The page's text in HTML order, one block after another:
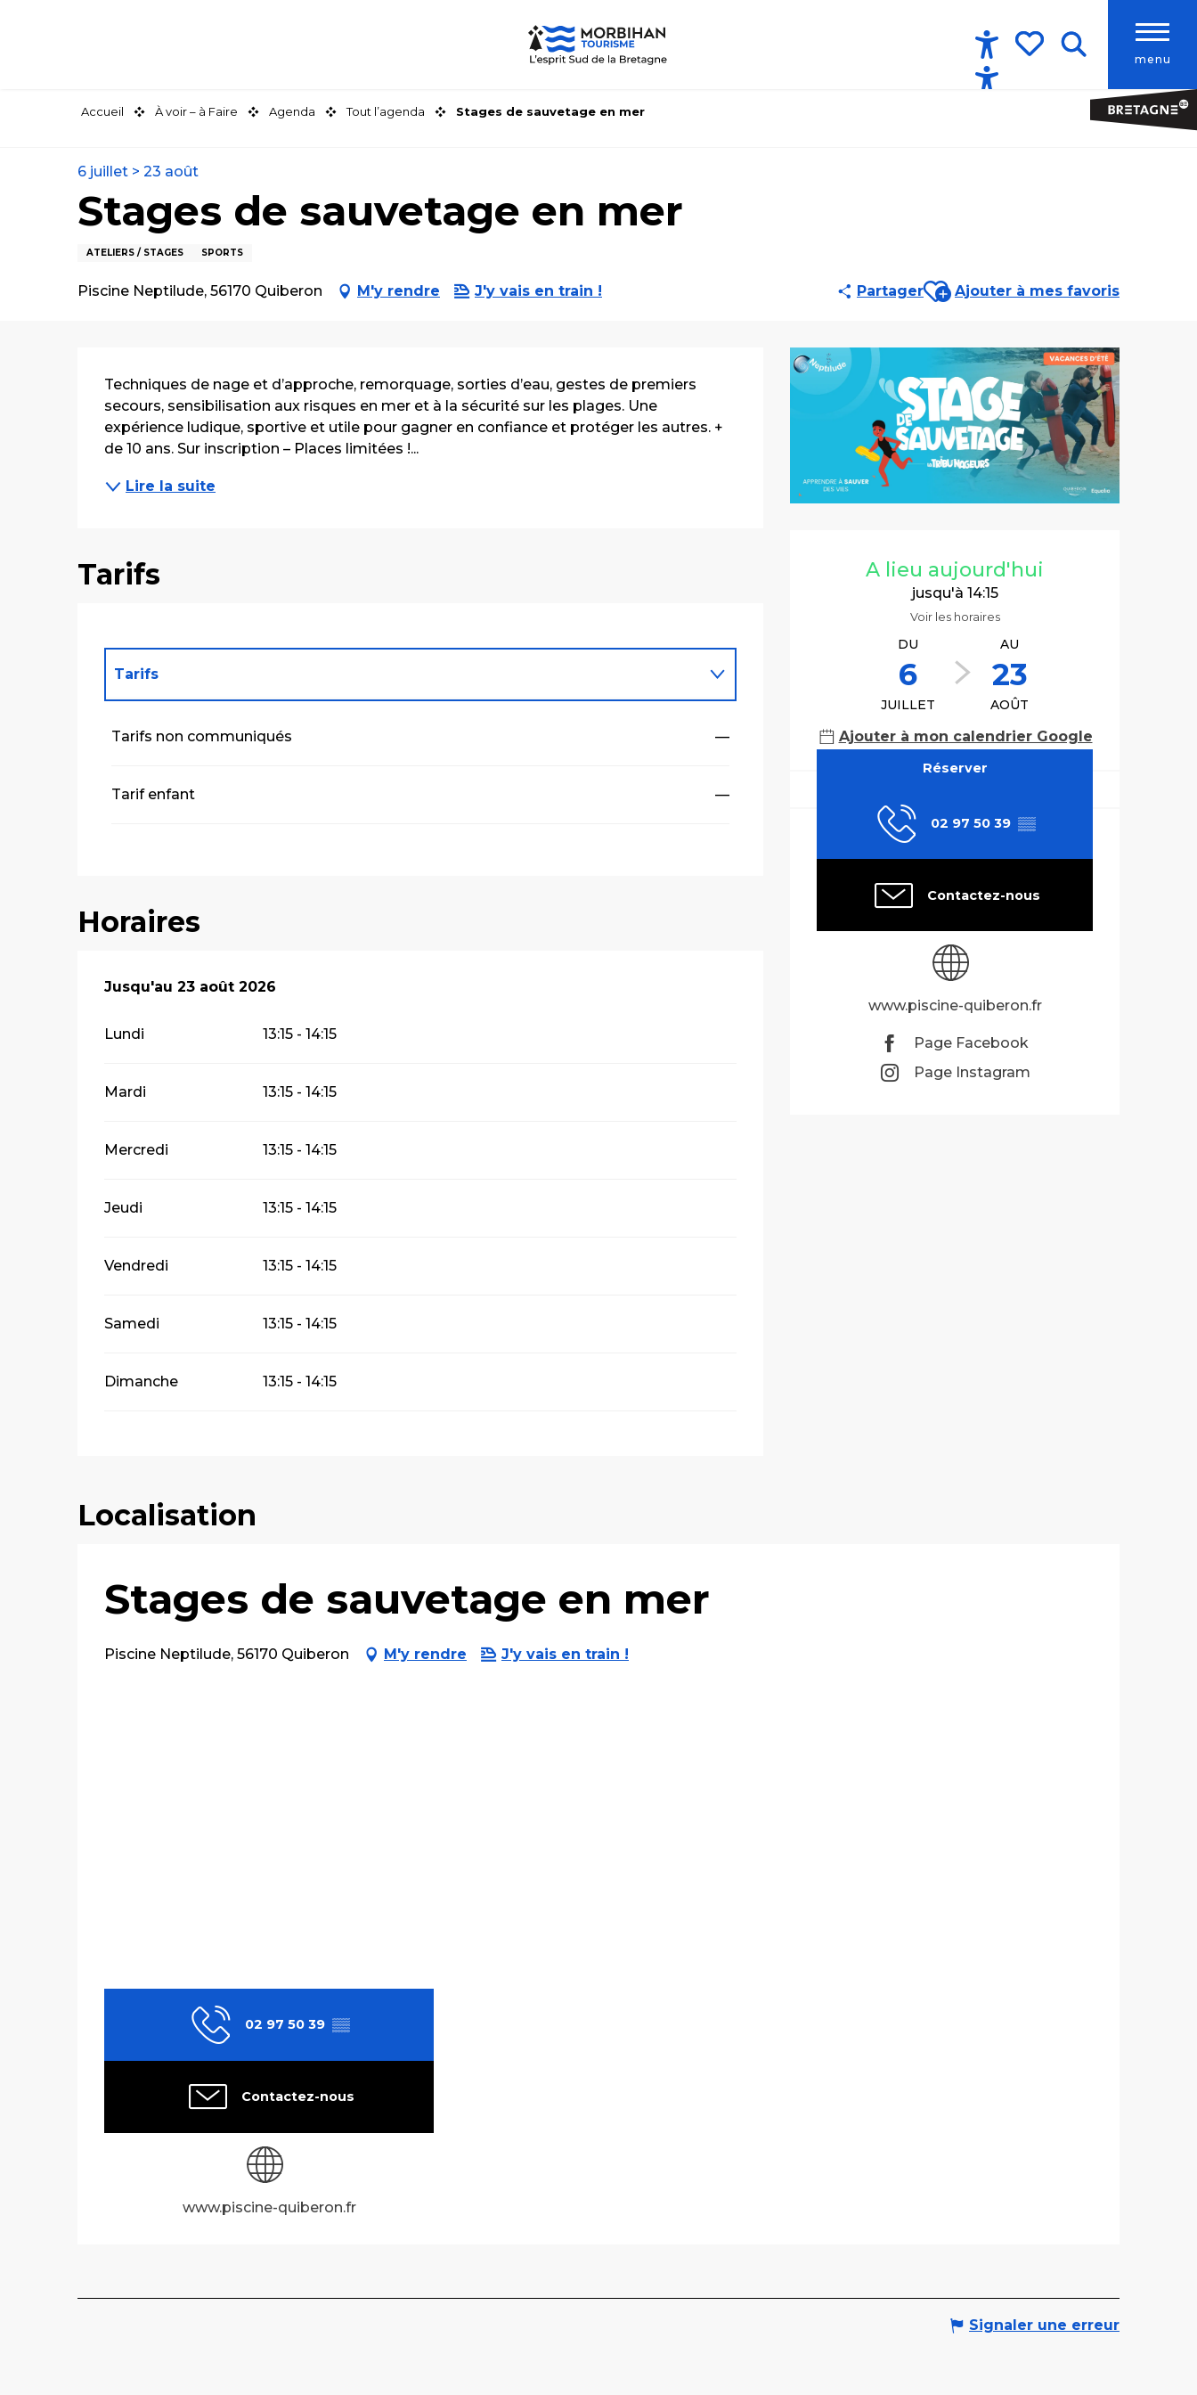
menu
Accessibilité
Accueil À voir – à Faire Agenda Tout l’agenda Stages de sauvetage en mer
6 juillet > 23 août
Stages de sauvetage en mer
ATELIERS / STAGES SPORTS
Piscine Neptilude, 56170 Quiberon M'y rendre J'y vais en train ! PartagerAjouter aux favoris
Ajouter à mes favoris
Ouverture et
A lieu aujourd'hui
jusqu'à 14:15
Voir les horaires
DU
6
JUILLET
AU
23
AOÛT
Ajouter à mon calendrier Google
Réserver
02 97 50 39 ▒▒
Contactez-nous
www.piscine-quiberon.fr
Page Facebook
Page Instagram
Description
Techniques de nage et d’approche, remorquage, sorties d’eau, gestes de premiers
secours, sensibilisation aux risques en mer et à la sécurité sur les plages. Une
expérience ludique, sportive et utile pour gagner en confiance et protéger les autres. +
de 10 ans. Sur inscription – Places limitées !...
Lire la suite
Tarifs
Tarifs
Tarifs non communiqués —
Tarif enfant —
Horaires
Du6 juillet 2026 au23 août 2026
Jusqu'au 23 août 2026
Lundi 13:15 - 14:15
Mardi 13:15 - 14:15
Mercredi 13:15 - 14:15
Jeudi 13:15 - 14:15
Vendredi 13:15 - 14:15
Samedi 13:15 - 14:15
Dimanche 13:15 - 14:15
Localisation
Stages de sauvetage en mer
Piscine Neptilude, 56170 Quiberon M'y rendre J'y vais en train !
02 97 50 39 ▒▒
Contactez-nous
www.piscine-quiberon.fr
Signaler une erreur